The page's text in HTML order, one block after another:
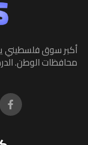
أكبر سوق فلسطيني
محافظات الوطن.